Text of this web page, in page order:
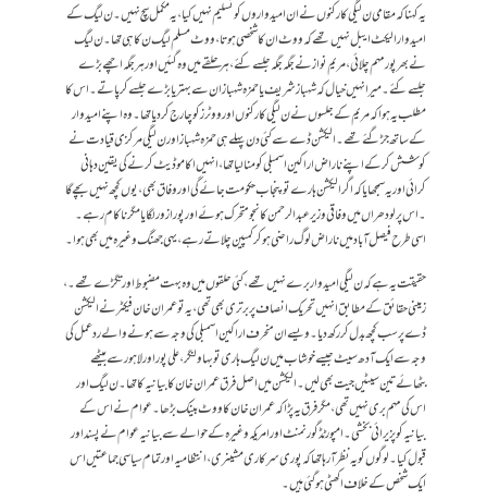
یہ کہنا کہ مقامی ن لیگی کارکنوں نے ان امیدواروں کو تسلیم نہیں کیا، یہ مکمل سچ نہیں۔ن لیگ کے
امیدوار الیکٹ ایبل نہیں تھے کہ ووٹ ان کا شخصی ہوتا، ووٹ مسلم لیگ ن کا ہی تھا۔ ن لیگ
نے بھرپور مہم چلائی، مریم نواز نے جگہ جگہ جلسے کئے، ہر حلقے میں وہ گئیں اور ہر جگہ اچھے بڑے
جلسے کئے۔میرا نہیں خیال کہ شہباز شریف یا حمزہ شہباز ان سے بہتر یا بڑے جلسے کر پاتے۔ اس کا
مطلب یہ ہوا کہ مریم کے جلسوں نے ن لیگی کارکنوں اور ووٹرز کو چارج کر دیا تھا۔ وہ اپنے امیدوار
کے ساتھ جڑ گئے تھے۔ الیکشن ڈے سے کئی دن پہلے ہی حمزہ شہبازاور ن لیگی مرکزی قیادت نے
کوشش کر کے اپنے ناراض اراکین اسمبلی کومنا لیا تھا، انہیں اکاموڈیٹ کرنے کی یقین دہانی
کرائی اور یہ سمجھایا کہ اگر الیکشن ہارے تو پنجاب حکومت جائے گی اور وفاق بھی ، یوں کچھ نہیں بچے گا
۔ اس پر لودھراں میں وفاقی وزیر عبدالرحمن کانجو متحرک ہوئے اور پورا زور لگایا مگر ناکام رہے۔
اسی طرح فیصل آباد میں ناراض لوگ راضی ہو کر کمپین چلاتے رہے، یہی جھنگ وغیرہ میں بھی ہوا۔
حقیقت یہ ہے کہ ن لیگی امیدوار برے نہیں تھے، کئی حلقوں میں وہ بہت مضبوط اور تگڑے تھے۔،
زمینی حقائق کے مطابق انہیں تحریک انصاف پر برتری بھی تھی، یہ تو عمران خان فیکٹر نے الیکشن
ڈے پر سب کچھ بدل کر رکھ دیا۔ ویسے ان منحرف اراکین اسمبلی کی وجہ سے ہونے والے ردعمل کی
وجہ سے ایک آدھ سیٹ جیسے خوشاب میں ن لیگ ہاری تو بہاولنگر،علی پور اورلاہور سے بیٹھے
بٹھائے تین سیٹیں جیت بھی لیں۔ الیکشن میں اصل فرق عمران خان کا بیانیہ کا تھا۔ ن لیگ اور
اس کی مہم بری نہیں تھی، مگر فرق یہ پڑا کہ عمران خان کا ووٹ بینک بڑھا۔ عوام نے اس کے
بیانیہ کو پزیرائی بخشی۔ امپورٹڈ گورنمنٹ اور امریکہ وغیرہ کے حوالے سے بیانیہ عوام نے پسند اور
قبول کیا۔ لوگوں کو یہ نظر آ رہا تھا کہ پوری سرکاری مشینری، انتظامیہ اور تمام سیاسی جماعتیں اس
ایک شخص کے خلاف اکھٹی ہوگئی ہیں۔